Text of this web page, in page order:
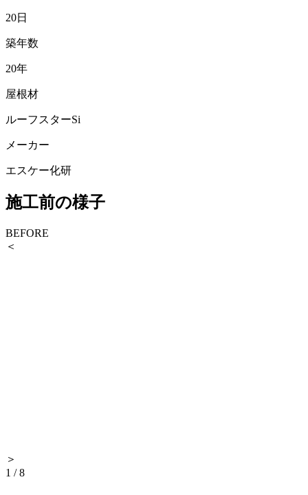
20日
築年数
20年
屋根材
ルーフスターSi
メーカー
エスケー化研
施工前の様子
BEFORE
＜
＞
1 /8